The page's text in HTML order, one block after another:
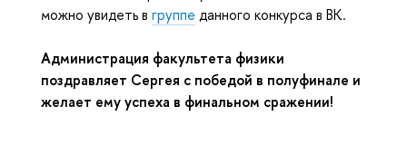
можно увидеть в группе данного конкурса в ВК.
Администрация факультета физики
поздравляет Сергея с победой в полуфинале и
желает ему успеха в финальном сражении!